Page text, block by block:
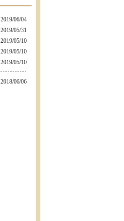
2019/06/04
2019/05/31
2019/05/10
2019/05/10
2019/05/10
2018/06/06